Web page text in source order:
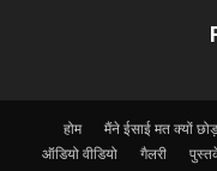
होम मैंने ईसाई मत क्यों
ऑडियो वीडियो
गैलरी